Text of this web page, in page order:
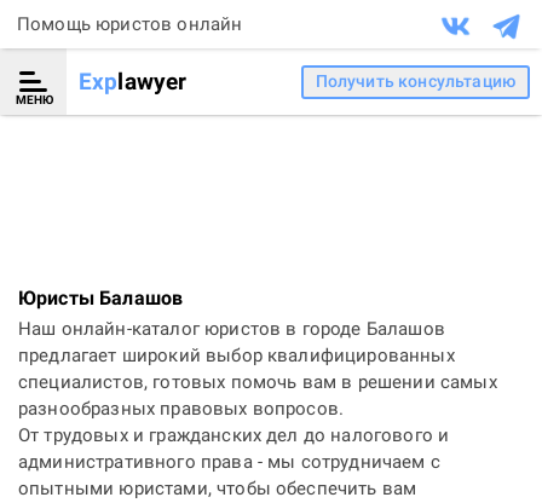
Помощь юристов онлайн
МЕНЮ
Explawyer Получить консультацию
Юристы Балашов
Наш онлайн-каталог юристов в городе Балашов
предлагает широкий выбор квалифицированных
специалистов, готовых помочь вам в решении самых
разнообразных правовых вопросов.
От трудовых и гражданских дел до налогового и
административного права - мы сотрудничаем с
опытными юристами, чтобы обеспечить вам